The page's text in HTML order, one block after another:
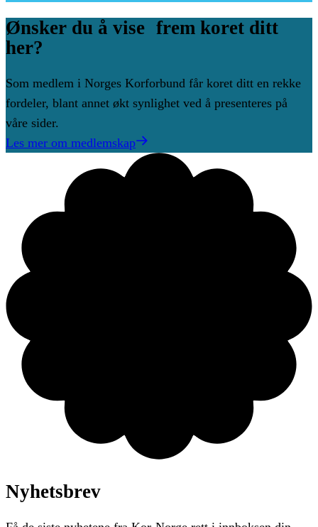
Ønsker du å vise frem koret ditt
her?
Som medlem i Norges Korforbund får koret ditt en rekke
fordeler, blant annet økt synlighet ved å presenteres på
våre sider.
Les mer om medlemskap
Nyhetsbrev